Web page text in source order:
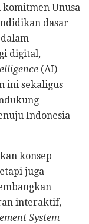
Unusa
dasar
digital,
(AI)
ini sekaligus
Indonesia
konsep
juga
interaktif,
System